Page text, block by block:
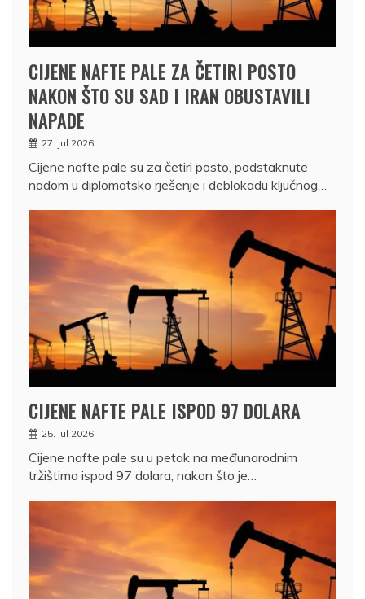
CIJENE NAFTE PALE ZA ČETIRI POSTO
NAKON ŠTO SU SAD I IRAN OBUSTAVILI
NAPADE
27. jul 2026.
Cijene nafte pale su za četiri posto, podstaknute
nadom u diplomatsko rješenje i deblokadu ključnog…
CIJENE NAFTE PALE ISPOD 97 DOLARA
25. jul 2026.
Cijene nafte pale su u petak na međunarodnim
tržištima ispod 97 dolara, nakon što je…